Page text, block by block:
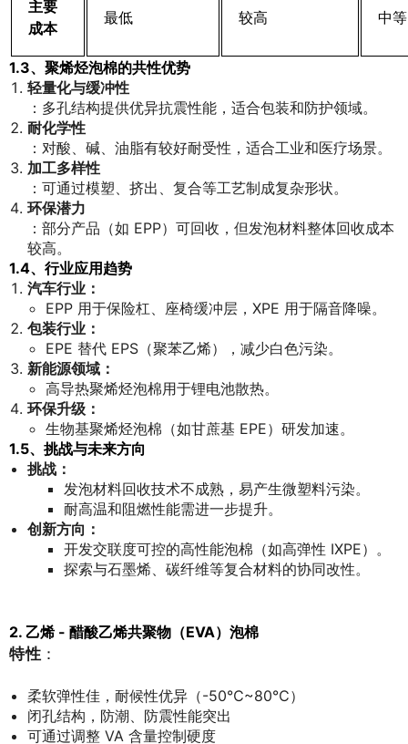
主要
成本
最低 较高 中等
1.3、聚烯烃泡棉的共性优势
轻量化与缓冲性
：多孔结构提供优异抗震性能，适合包装和防护领域。
耐化学性
：对酸、碱、油脂有较好耐受性，适合工业和医疗场景。
加工多样性
：可通过模塑、挤出、复合等工艺制成复杂形状。
环保潜力
：部分产品（如 EPP）可回收，但发泡材料整体回收成本
较高。
1.4、行业应用趋势
汽车行业：
EPP 用于保险杠、座椅缓冲层，XPE 用于隔音降噪。
包装行业：
EPE 替代 EPS（聚苯乙烯），减少白色污染。
新能源领域：
高导热聚烯烃泡棉用于锂电池散热。
环保升级：
生物基聚烯烃泡棉（如甘蔗基 EPE）研发加速。
1.5、挑战与未来方向
挑战：
发泡材料回收技术不成熟，易产生微塑料污染。
耐高温和阻燃性能需进一步提升。
创新方向：
开发交联度可控的高性能泡棉（如高弹性 IXPE）。
探索与石墨烯、碳纤维等复合材料的协同改性。
2. 乙烯 - 醋酸乙烯共聚物（EVA）泡棉
特性 ：
柔软弹性佳，耐候性优异（-50℃~80℃）
闭孔结构，防潮、防震性能突出
可通过调整 VA 含量控制硬度